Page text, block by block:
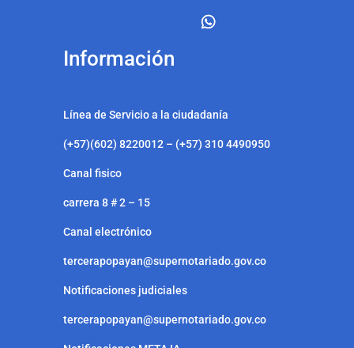
Información
Línea de Servicio a la ciudadanía
(+57)(602) 8220012 – (+57) 310 4490950
Canal fisico
carrera 8 # 2 – 15
Canal electrónico
tercerapopayan@supernotariado.gov.co
Notificaciones judiciales
tercerapopayan@supernotariado.gov.co